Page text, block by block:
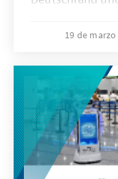
stellen die
aber nicht nur
Entwicklungen,
Antwort. Dafür
die wesentliche
adressiert und
ethischen
abschrecken zu
19 de